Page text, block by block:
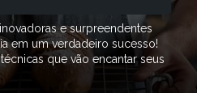
e surpreendentes
em um verdadeiro sucesso!
que vão encantar seus